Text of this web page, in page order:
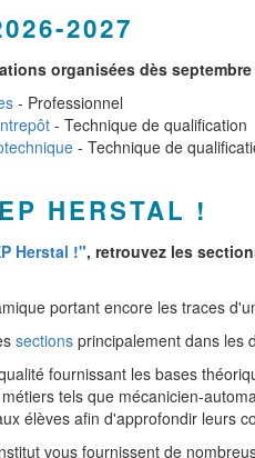
2027
organisées dès
- Professionnel
- Technique de qualification
- Technique de
HERSTAL !
Herstal !", retrouvez les
portant encore les traces
sections principalement dans les
fournissant les bases
tels que mécanicien-
élèves afin d'approfondir leurs
vous fournissent de